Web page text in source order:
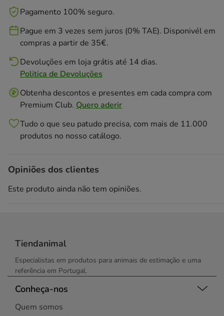
Pagamento 100% seguro.
Pague em 3 vezes sem juros (0% TAE). Disponivél em
compras a partir de 35€.
Devoluções em loja grátis até 14 dias.
Politica de Devoluções
Obtenha descontos e presentes em cada compra com
Premium Club. Quero aderir
Tudo o que seu patudo precisa, com mais de 11.000
produtos no nosso catálogo.
Opiniões dos clientes
Este produto ainda não tem opiniões.
Tiendanimal
Especialistas em produtos para animais de estimação e uma
referência em Portugal.
Conheça-nos
Quem somos